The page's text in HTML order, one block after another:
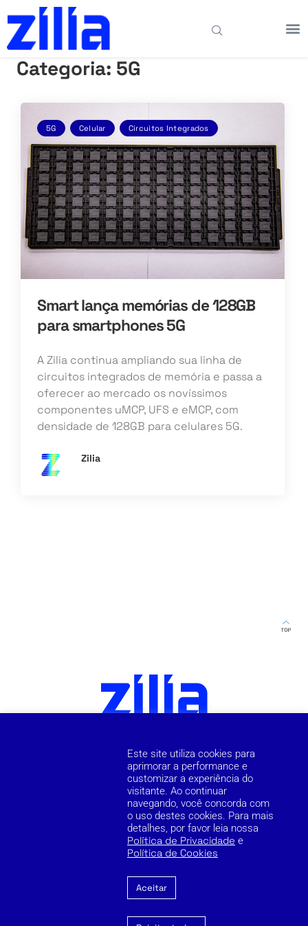
Categoria: 5G
5G Celular Circuitos Integrados
Smart lança memórias de 128GB
para smartphones 5G
A Zilia continua ampliando sua linha de
circuitos integrados de memória e passa a
oferecer ao mercado os novíssimos
componentes uMCP, UFS e eMCP, com
densidade de 128GB para celulares 5G.
Zilia
Este site utiliza cookies para
aprimorar a performance e
customizar a experiência do
visitante. Ao continuar
navegando, você concorda com
o uso destes cookies. Para mais
detalhes, por favor leia nossa
Política de Privacidade e
Política de Cookies
Aceitar